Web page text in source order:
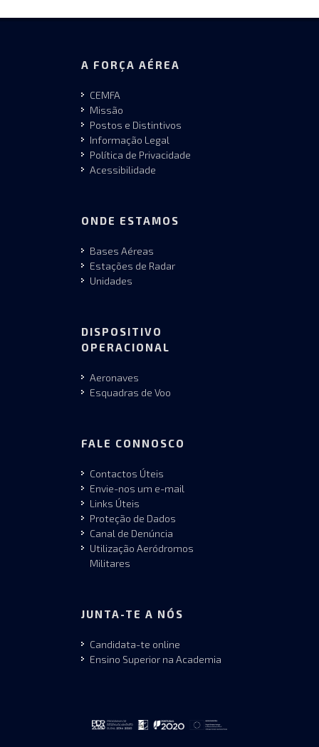
A FORÇA AÉREA
CEMFA
Missão
Postos e Distintivos
Informação Legal
Política de Privacidade
Acessibilidade
ONDE ESTAMOS
Bases Aéreas
Estações de Radar
Unidades
DISPOSITIVO
OPERACIONAL
Aeronaves
Esquadras de Voo
FALE CONNOSCO
Contactos Úteis
Envie-nos um e-mail
Links Úteis
Proteção de Dados
Canal de Denúncia
Utilização Aeródromos
Militares
JUNTA-TE A NÓS
Candidata-te online
Ensino Superior na Academia